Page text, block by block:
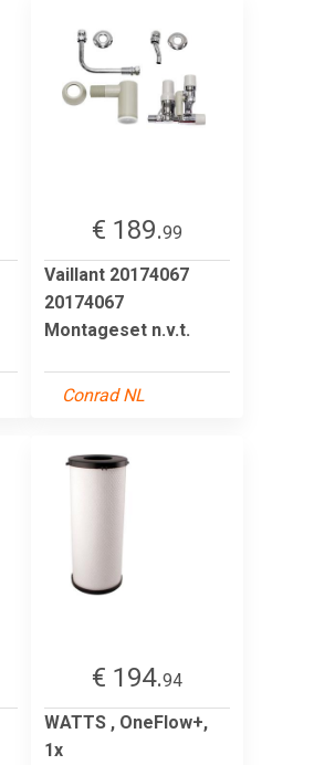
€ 189.99
Vaillant 20174067
20174067
Montageset n.v.t.
Conrad NL
€ 194.94
WATTS , OneFlow+,
1x